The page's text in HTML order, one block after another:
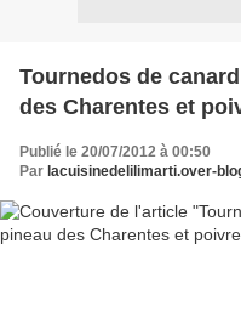
Tournedos de
des Charentes et
Publié le 20/07/2012 à 00:50
Par lacuisinedelilimarti.over-